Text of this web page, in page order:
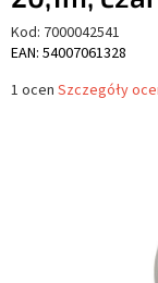
Kod: 7000042541
EAN: 54007061328
Średnia
1 ocen Szczegóły